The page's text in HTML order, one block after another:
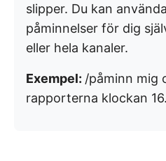
slipper. Du kan
påminnelser för dig
eller hela kanaler.
Exempel: /påminn mig
rapporterna klockan 16.